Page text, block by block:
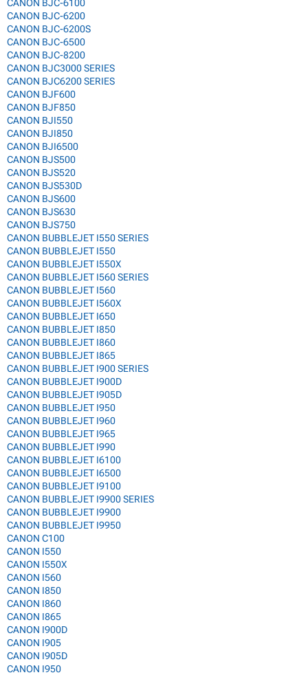
CANON BJC-6100
CANON BJC-6200
CANON BJC-6200S
CANON BJC-6500
CANON BJC-8200
CANON BJC3000 SERIES
CANON BJC6200 SERIES
CANON BJF600
CANON BJF850
CANON BJI550
CANON BJI850
CANON BJI6500
CANON BJS500
CANON BJS520
CANON BJS530D
CANON BJS600
CANON BJS630
CANON BJS750
CANON BUBBLEJET I550 SERIES
CANON BUBBLEJET I550
CANON BUBBLEJET I550X
CANON BUBBLEJET I560 SERIES
CANON BUBBLEJET I560
CANON BUBBLEJET I560X
CANON BUBBLEJET I650
CANON BUBBLEJET I850
CANON BUBBLEJET I860
CANON BUBBLEJET I865
CANON BUBBLEJET I900 SERIES
CANON BUBBLEJET I900D
CANON BUBBLEJET I905D
CANON BUBBLEJET I950
CANON BUBBLEJET I960
CANON BUBBLEJET I965
CANON BUBBLEJET I990
CANON BUBBLEJET I6100
CANON BUBBLEJET I6500
CANON BUBBLEJET I9100
CANON BUBBLEJET I9900 SERIES
CANON BUBBLEJET I9900
CANON BUBBLEJET I9950
CANON C100
CANON I550
CANON I550X
CANON I560
CANON I850
CANON I860
CANON I865
CANON I900D
CANON I905
CANON I905D
CANON I950